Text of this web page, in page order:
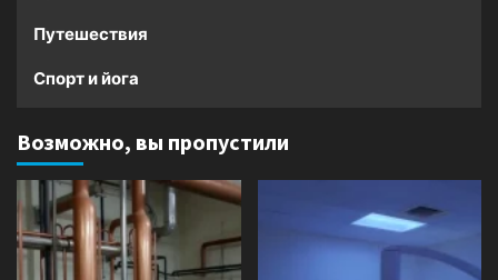
Путешествия
Спорт и йога
Возможно, вы пропустили